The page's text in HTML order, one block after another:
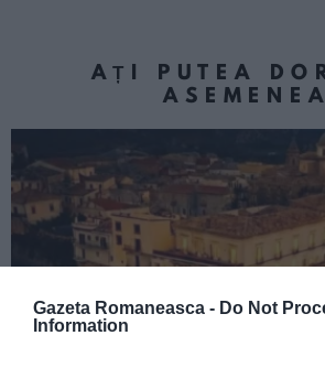
Gazeta Romaneasca - Do Not
Information
AȚI PUTEA
ASEMENEA